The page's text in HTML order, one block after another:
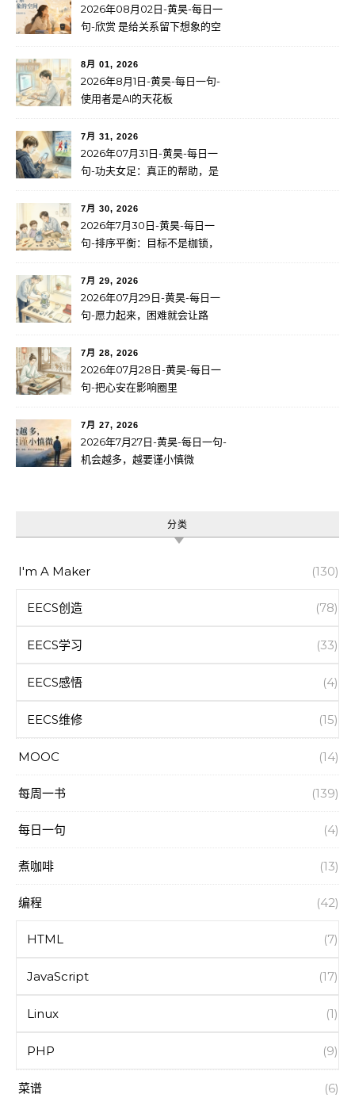
2026年08月02日-黄昊-每日一
句-欣赏 是给关系留下想象的空
8月 01, 2026
2026年8月1日-黄昊-每日一句-
使用者是AI的天花板
7月 31, 2026
2026年07月31日-黄昊-每日一
句-功夫女足：真正的帮助，是
7月 30, 2026
2026年7月30日-黄昊-每日一
句-排序平衡：目标不是枷锁，
7月 29, 2026
2026年07月29日-黄昊-每日一
句-愿力起来，困难就会让路
7月 28, 2026
2026年07月28日-黄昊-每日一
句-把心安在影响圈里
7月 27, 2026
2026年7月27日-黄昊-每日一句-
机会越多，越要谨小慎微
分类
I'm A Maker (130)
EECS创造 (78)
EECS学习 (33)
EECS感悟 (4)
EECS维修 (15)
MOOC (14)
每周一书 (139)
每日一句 (4)
煮咖啡 (13)
编程 (42)
HTML (7)
JavaScript (17)
Linux (1)
PHP (9)
菜谱 (6)